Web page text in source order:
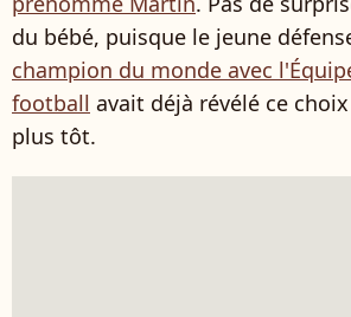
du bébé, puisque le jeune
champion du monde avec
football avait déjà révélé ce
plus tôt.